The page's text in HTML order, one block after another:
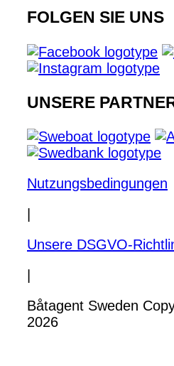
FOLGEN SIE UNS
UNSERE
Nutzungsbedingungen
Unsere DSGVO-
Båtagent Sweden
2026